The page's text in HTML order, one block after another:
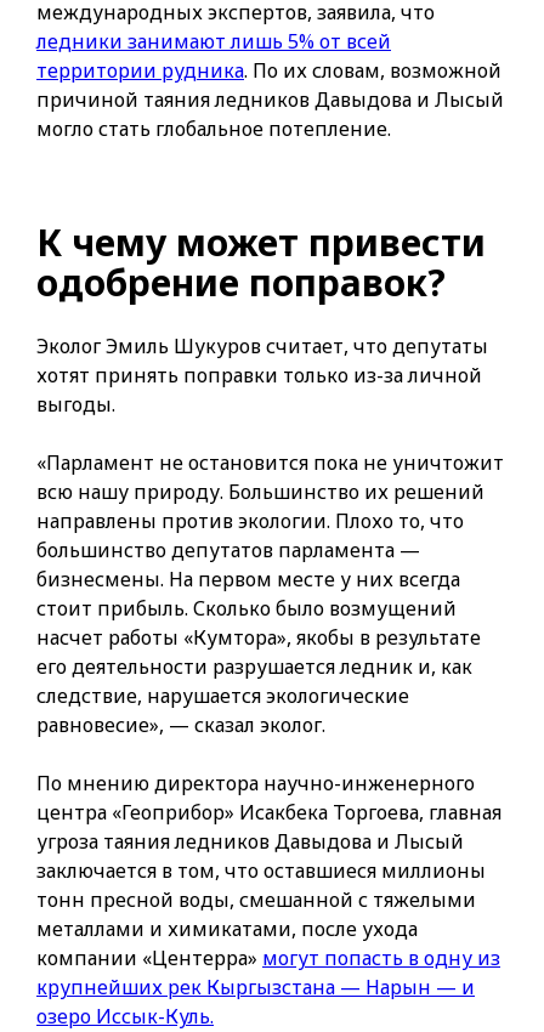
международных экспертов, заявила, что
ледники занимают лишь 5% от всей
территории рудника. По их словам, возможной
причиной таяния ледников Давыдова и Лысый
могло стать глобальное потепление.
К чему может привести
одобрение поправок?
Эколог Эмиль Шукуров считает, что депутаты
хотят принять поправки только из-за личной
выгоды.
«Парламент не остановится пока не уничтожит
всю нашу природу. Большинство их решений
направлены против экологии. Плохо то, что
большинство депутатов парламента —
бизнесмены. На первом месте у них всегда
стоит прибыль. Сколько было возмущений
насчет работы «Кумтора», якобы в результате
его деятельности разрушается ледник и, как
следствие, нарушается экологические
равновесие», — сказал эколог.
По мнению директора научно-инженерного
центра «Геоприбор» Исакбека Торгоева, главная
угроза таяния ледников Давыдова и Лысый
заключается в том, что оставшиеся миллионы
тонн пресной воды, смешанной с тяжелыми
металлами и химикатами, после ухода
компании «Центерра» могут попасть в одну из
крупнейших рек Кыргызстана — Нарын — и
озеро Иссык-Куль.